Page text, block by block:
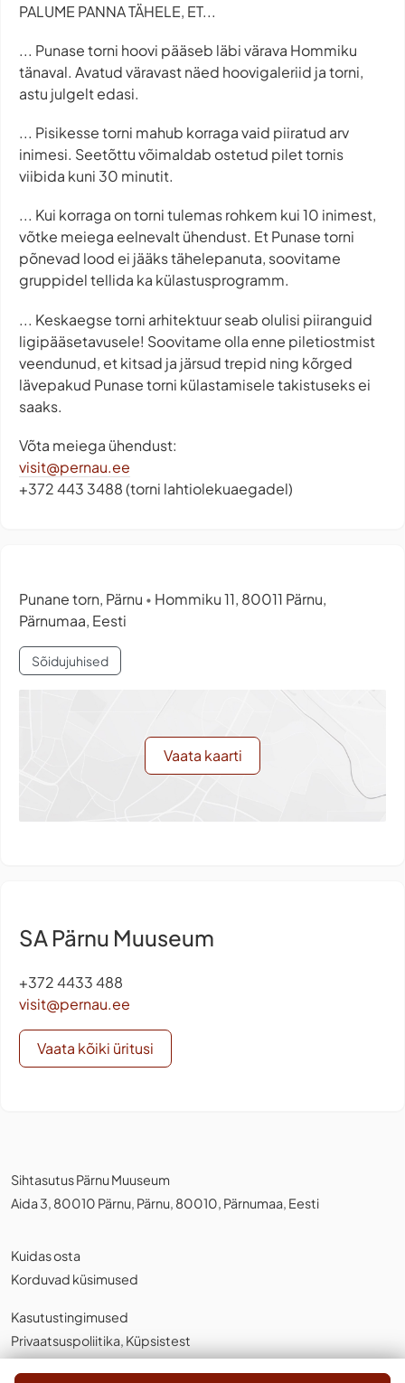
PALUME PANNA TÄHELE, ET...
... Punase torni hoovi pääseb läbi värava Hommiku
tänaval. Avatud väravast näed hoovigaleriid ja torni,
astu julgelt edasi.
... Pisikesse torni mahub korraga vaid piiratud arv
inimesi. Seetõttu võimaldab ostetud pilet tornis
viibida kuni 30 minutit.
... Kui korraga on torni tulemas rohkem kui 10 inimest,
võtke meiega eelnevalt ühendust. Et Punase torni
põnevad lood ei jääks tähelepanuta, soovitame
gruppidel tellida ka külastusprogramm.
... Keskaegse torni arhitektuur seab olulisi piiranguid
ligipääsetavusele! Soovitame olla enne piletiostmist
veendunud, et kitsad ja järsud trepid ning kõrged
lävepakud Punase torni külastamisele takistuseks ei
saaks.
Võta meiega ühendust:
visit@pernau.ee
+372 443 3488 (torni lahtiolekuaegadel)
Punane torn, Pärnu • Hommiku 11, 80011 Pärnu,
Pärnumaa, Eesti
Sõidujuhised
Vaata kaarti
SA Pärnu Muuseum
+372 4433 488
visit@pernau.ee
Vaata kõiki üritusi
Sihtasutus Pärnu Muuseum
Aida 3, 80010 Pärnu, Pärnu, 80010, Pärnumaa, Eesti
Kuidas osta
Korduvad küsimused
Kasutustingimused
Privaatsuspoliitika, Küpsistest